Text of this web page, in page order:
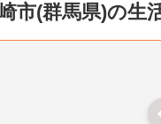
市(群馬県)の生